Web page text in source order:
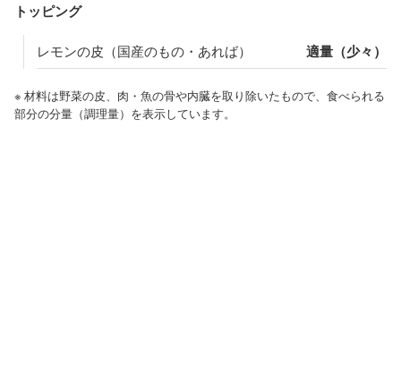
トッピング
レモンの皮（国産のもの・あれば） 適量（少々）
※ 材料は野菜の皮、肉・魚の骨や内臓を取り除いたもので、食べられる
部分の分量（調理量）を表示しています。